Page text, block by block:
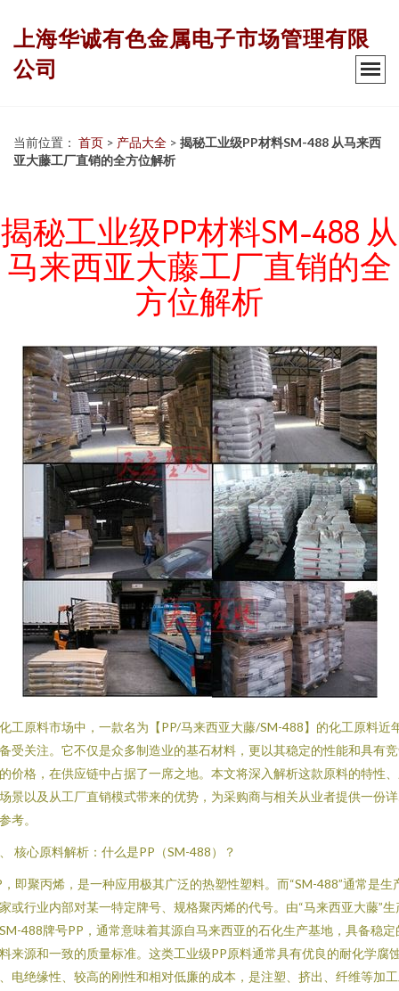
上海华诚有色金属电子市场管理有限
公司
当前位置： 首页 > 产品大全 > 揭秘工业级PP材料SM-488 从马来西
亚大藤工厂直销的全方位解析
揭秘工业级PP材料SM-488 从
马来西亚大藤工厂直销的全
方位解析
工原料市场中，一款名为【PP/马来西亚大藤/SM-488】的化工原料近
受关注。它不仅是众多制造业的基石材料，更以其稳定的性能和具有
价格，在供应链中占据了一席之地。本文将深入解析这款原料的特性
景以及从工厂直销模式带来的优势，为采购商与相关从业者提供一份
考。
核心原料解析：什么是PP（SM-488）？
，即聚丙烯，是一种应用极其广泛的热塑性塑料。而“SM-488”通常是生
或行业内部对某一特定牌号、规格聚丙烯的代号。由“马来西亚大藤”生
488牌号PP，通常意味着其源自马来西亚的石化生产基地，具备稳定
来源和一致的质量标准。这类工业级PP原料通常具有优良的耐化学腐
电绝缘性、较高的刚性和相对低廉的成本，是注塑、挤出、纤维等加